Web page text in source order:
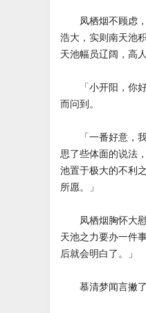
凤栖烟不顾虑，
浩大，实则南天池
天池幅员辽阔，高
「小开阳，你好
而问到。
「一番好意，我
思了些体面的说法
池置于极大的不利
所愿。」
凤栖烟胸怀大慰
天池之力要办一件
后就会明白了。」
慕清梦闻言撇了